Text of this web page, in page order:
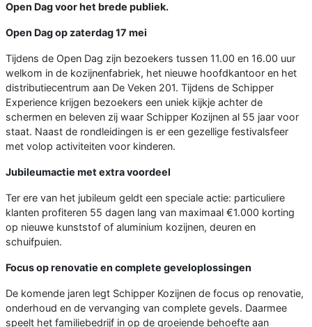
Open Dag voor het brede publiek.
Open Dag op zaterdag 17 mei
Tijdens de Open Dag zijn bezoekers tussen 11.00 en 16.00 uur
welkom in de kozijnenfabriek, het nieuwe hoofdkantoor en het
distributiecentrum aan De Veken 201. Tijdens de Schipper
Experience krijgen bezoekers een uniek kijkje achter de
schermen en beleven zij waar Schipper Kozijnen al 55 jaar voor
staat. Naast de rondleidingen is er een gezellige festivalsfeer
met volop activiteiten voor kinderen.
Jubileumactie met extra voordeel
Ter ere van het jubileum geldt een speciale actie: particuliere
klanten profiteren 55 dagen lang van maximaal €1.000 korting
op nieuwe kunststof of aluminium kozijnen, deuren en
schuifpuien.
Focus op renovatie en complete geveloplossingen
De komende jaren legt Schipper Kozijnen de focus op renovatie,
onderhoud en de vervanging van complete gevels. Daarmee
speelt het familiebedrijf in op de groeiende behoefte aan